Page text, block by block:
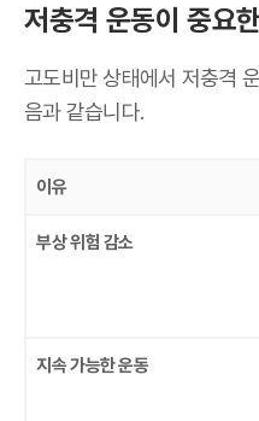
저충격 운동이 중요
고도비만 상태에서 저충격
음과 같습니다.
이유
부상 위험 감소
지속 가능한 운동